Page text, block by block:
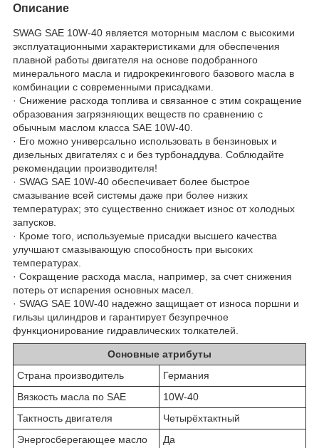
Описание
SWAG SAE 10W-40 является моторным маслом с высокими
эксплуатационными характеристиками для обеспечения
плавной работы двигателя на основе подобранного
минерального масла и гидрокрекингового базового масла в
комбинации с современными присадками.
· Снижение расхода топлива и связанное с этим сокращение
образования загрязняющих веществ по сравнению с
обычным маслом класса SAE 10W-40.
· Его можно универсально использовать в бензиновых и
дизельных двигателях с и без турбонаддува. Соблюдайте
рекомендации производителя!
· SWAG SAE 10W-40 обеспечивает более быстрое
смазывание всей системы даже при более низких
температурах; это существенно снижает износ от холодных
запусков.
· Кроме того, используемые присадки высшего качества
улучшают смазывающую способность при высоких
температурах.
· Сокращение расхода масла, например, за счет снижения
потерь от испарения основных масел.
· SWAG SAE 10W-40 надежно защищает от износа поршни и
гильзы цилиндров и гарантирует безупречное
функционирование гидравлических толкателей.
Основные атрибуты
Страна производитель
Германия
Вязкость масла по SAE
10W-40
Тактность двигателя
Четырёхтактный
Энергосберегающее масло
Да